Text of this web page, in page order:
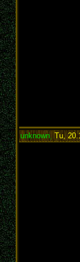
unknown, Tu,